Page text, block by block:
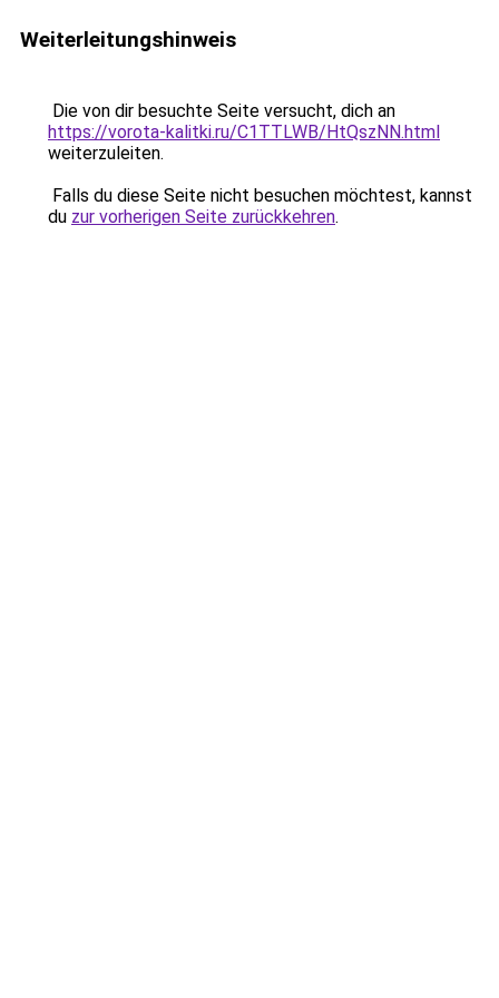
Weiterleitungshinweis
Die von dir besuchte Seite versucht, dich an
https://vorota-kalitki.ru/C1TTLWB/HtQszNN.html
weiterzuleiten.
Falls du diese Seite nicht besuchen möchtest, kannst
du zur vorherigen Seite zurückkehren.